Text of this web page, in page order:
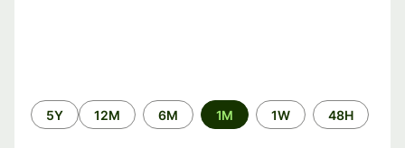
الفترة
الزمنية
48H
1W
1M
6M
12M
5Y